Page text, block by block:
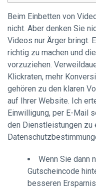
Beim Einbetten von
nicht. Aber denken Sie
Videos nur Ärger bringt.
richtig zu machen und
vorzuziehen.
Klickraten, mehr
gehören zu den klaren
auf Ihrer Website. Ich
Einwilligung, per E-Mail
den Dienstleistungen zu
Wenn Sie dann
Gutscheincode
besseren